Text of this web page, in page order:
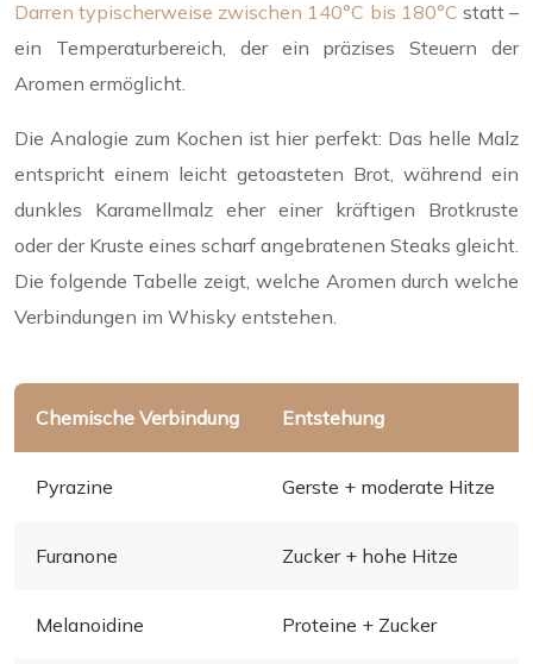
Darren typischerweise zwischen 140°C bis 180°C statt –
ein Temperaturbereich, der ein präzises Steuern der
Aromen ermöglicht.
Die Analogie zum Kochen ist hier perfekt: Das helle Malz
entspricht einem leicht getoasteten Brot, während ein
dunkles Karamellmalz eher einer kräftigen Brotkruste
oder der Kruste eines scharf angebratenen Steaks gleicht.
Die folgende Tabelle zeigt, welche Aromen durch welche
Verbindungen im Whisky entstehen.
Chemische Verbindung Entstehung
Pyrazine Gerste + moderate Hitze
Furanone Zucker + hohe Hitze
Melanoidine Proteine + Zucker